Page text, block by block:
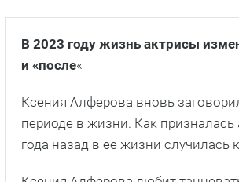
В 2023 году жизнь актрисы
и «после«
Ксения Алферова вновь
периоде в жизни. Как призналась
года назад в ее жизни случилась